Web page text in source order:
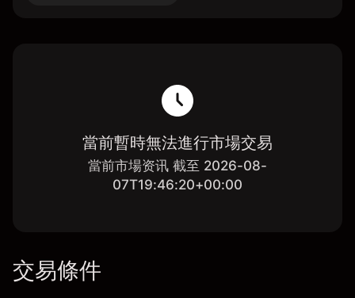
當前暫時無法進行市場交易
當前市場资讯 截至 2026-08-
07T19:46:20+00:00
交易條件